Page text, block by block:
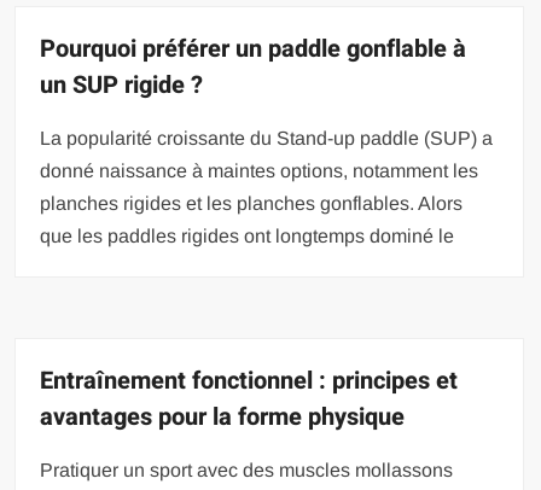
Pourquoi préférer un paddle gonflable à
un SUP rigide ?
La popularité croissante du Stand-up paddle (SUP) a
donné naissance à maintes options, notamment les
planches rigides et les planches gonflables. Alors
que les paddles rigides ont longtemps dominé le
Entraînement fonctionnel : principes et
avantages pour la forme physique
Pratiquer un sport avec des muscles mollassons